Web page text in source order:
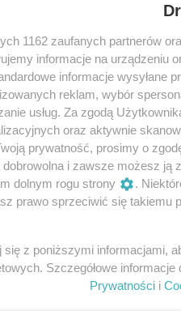
na Polkach. Dzięki
go setki tysięcy
to głośno: Amerykanie
dziadkowie
naprawdę!
traktowali więźniów
w Grodnie we wrześniu
1162 zaufanych partnerów
informacje na urządzeniu
informacje wysyłane
reklam, wybór
usług. Za zgodą
oraz aktywnie
prywatność, prosimy o
dobrowolna i zawsze możesz
dolnym rogu strony
.
prawo sprzeciwić się takiemu
się z poniższymi informacjami,
Szczegółowe
Prywatności i